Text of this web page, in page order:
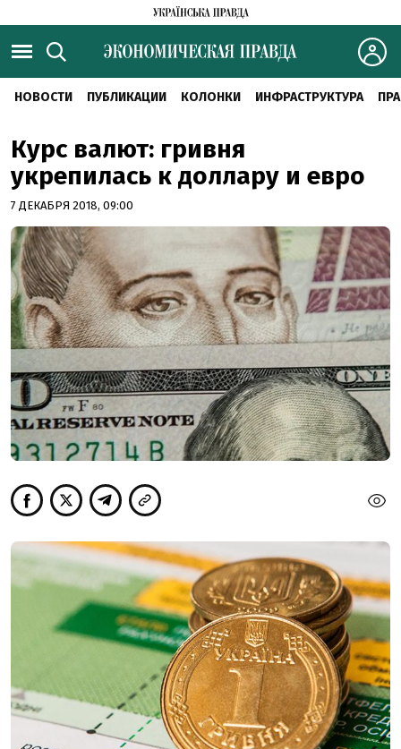
НОВОСТИ ПУБЛИКАЦИИ КОЛОНКИ ИНФРАСТРУКТУРА
Курс валют: гривня
укрепилась к доллару и евро
7 ДЕКАБРЯ 2018, 09:00